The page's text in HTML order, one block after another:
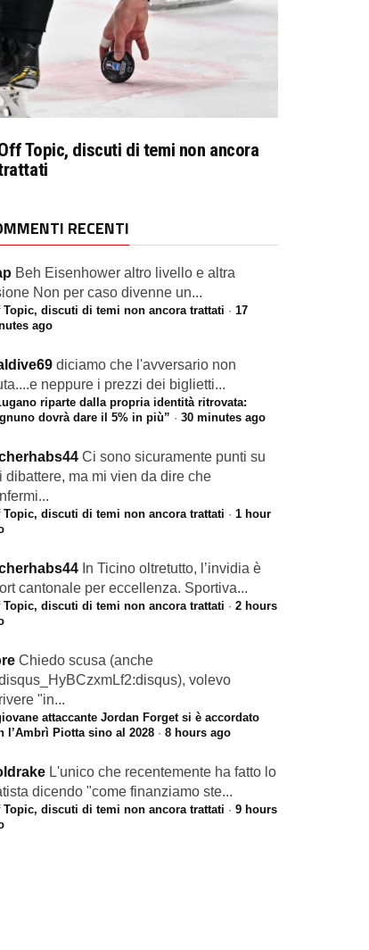
Topic, discuti di temi non ancora
RECENTI
Beh Eisenhower altro livello e altra
Non per caso divenne un...
Topic, discuti di temi non ancora trattati · 17
ago
diciamo che l'avversario non
neppure i prezzi dei biglietti...
riparte dalla propria identità ritrovata:
dovrà dare il 5% in più” · 30 minutes ago
Ci sono sicuramente punti su
dibattere, ma mi vien da dire che
Topic, discuti di temi non ancora trattati · 1 hour
In Ticino oltretutto, l’invidia è
cantonale per eccellenza. Sportiva...
Topic, discuti di temi non ancora trattati · 2 hours
Chiedo scusa (anche
volevo
"in...
attaccante Jordan Forget si è accordato
l’Ambrì Piotta sino al 2028 · 8 hours ago
L'unico che recentemente ha fatto lo
dicendo "come finanziamo ste...
Topic, discuti di temi non ancora trattati · 9 hours